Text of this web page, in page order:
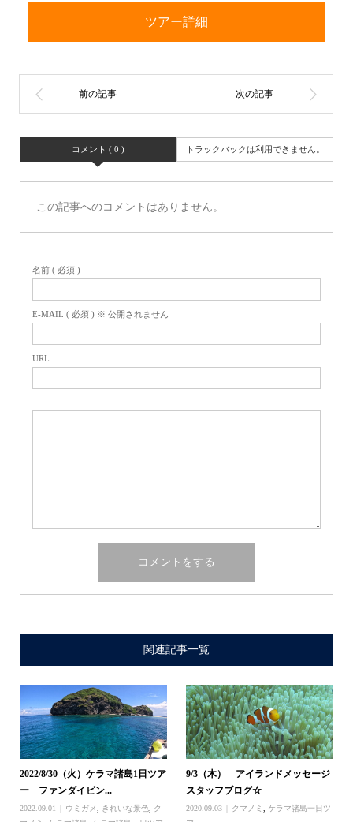
ツアー詳細
コメント ( 0 ) トラックバックは利用できません。
この記事へのコメントはありません。
名前 ( 必須 )
E-MAIL ( 必須 ) ※ 公開されません
URL
関連記事一覧
2022/8/30（火）ケラマ諸島1日ツア
ー ファンダイビン...
2022.09.01 ウミガメ きれいな景色
ク
9/3（木） アイランドメッセージ
スタッフブログ☆
2020.09.03 クマノミ ,ケラマ諸島一日ツ